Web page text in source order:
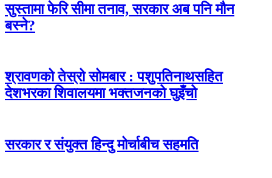
सुस्तामा फेरि सीमा तनाव, सरकार अब पनि मौन
बस्ने?
श्रावणको तेस्रो सोमबार : पशुपतिनाथसहित
देशभरका शिवालयमा भक्तजनको घुइँचो
सरकार र संयुक्त हिन्दु मोर्चाबीच सहमति